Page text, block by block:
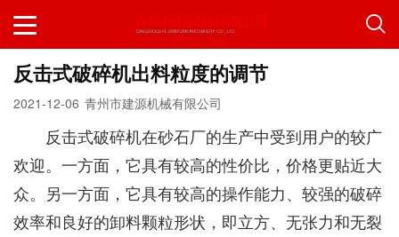
反击式破碎机出料粒度的调节
2021-12-06 青州市建源机械有限公司
反击式破碎机在砂石厂的生产中受到用户的较广
欢迎。一方面，它具有较高的性价比，价格更贴近大
众。另一方面，它具有较高的操作能力、较强的破碎
效率和良好的卸料颗粒形状，即立方、无张力和无裂